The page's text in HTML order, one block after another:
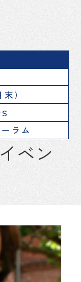
）
ラム
ベン